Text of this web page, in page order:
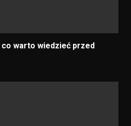
warto wiedzieć przed